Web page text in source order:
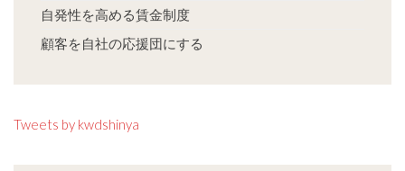
自発性を高める賃金制度
顧客を自社の応援団にする
Tweets by kwdshinya